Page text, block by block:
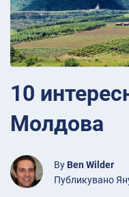
10
Молдова
By Ben Wilder
Публикувано